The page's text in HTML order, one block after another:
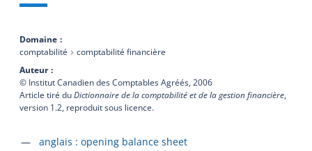
Domaine
comptabilité
comptabilité financière
Auteur
© Institut Canadien des Comptables Agréés, 2006
Article tiré duDictionnaire de la comptabilité et de la gestion financière,
version 1.2, reproduit sous licence.
Accéder à la fiche en
anglais : opening balance sheet